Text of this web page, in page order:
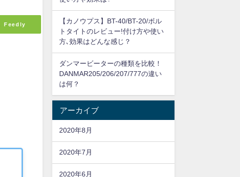
Feedly
【カノウプス】BT-40/BT-20/ボル
トタイトのレビュー!付け方や使い
方､効果はどんな感じ？
ダンマービーターの種類を比較！
DANMAR205/206/207/777の違い
は何？
アーカイブ
2020年8月
2020年7月
2020年6月